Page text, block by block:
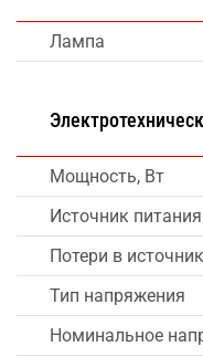
Лампа
Мощность, Вт
Источник питания
Потери в
Тип напряжения
Номинальное